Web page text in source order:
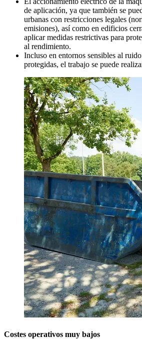
de aplicación, ya que también se
urbanas con restricciones legales
emisiones), así como en edificios
aplicar medidas restrictivas para
al rendimiento.
Incluso en entornos sensibles al
protegidas, el trabajo se puede
Costes operativos muy bajos